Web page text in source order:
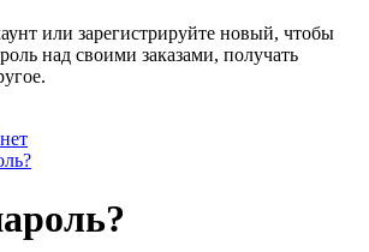
или зарегистрируйте новый, чтобы
над своими заказами, получать